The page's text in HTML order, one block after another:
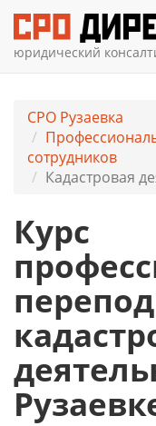
юридический
СРО Рузаевка
сотрудников
Кадастровая
Курс